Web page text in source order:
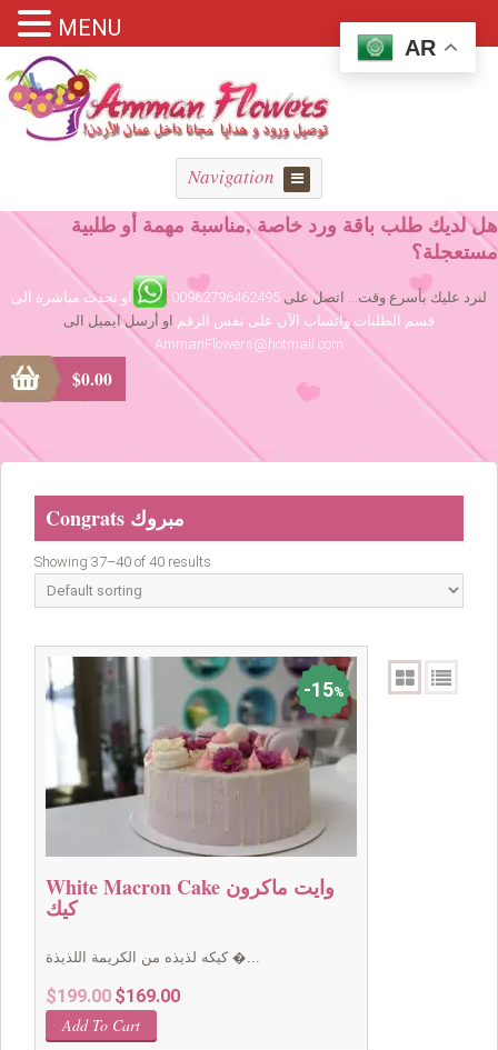
Navigation
هل لديك طلب باقة ورد خاصة ,مناسبة مهمة أو طلبية
مستعجلة؟
لنرد عليك بأسرع وقت... اتصل على 00962796462495
او تحدث مباشرة الى
قسم الطلبات واتساب الآن على نفس الرقم او أرسل ايميل الى
AmmanFlowers@hotmail.com
$0.00
Congrats مبروك
Showing 37–40 of 40 results
15%
White Macron Cake وايت ماكرون
كيك
كيكه لذيذه من الكريمة اللذيذة �...
$199.00 Original
price
was:
$169.00Current
Add To Cart
AR
MENU